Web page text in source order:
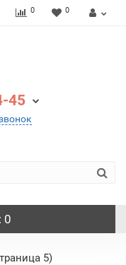
0 0
45
: 0
5)